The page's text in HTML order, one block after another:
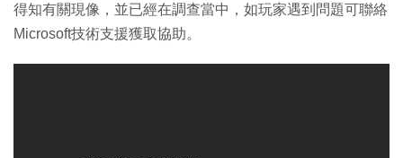
得知有關現像，並已經在調查當中，如玩家遇到問題可聯絡
Microsoft技術支援獲取協助。